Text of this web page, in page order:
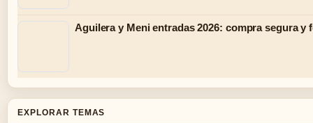
Aguilera y Meni entradas 2026: compra segura y
EXPLORAR TEMAS